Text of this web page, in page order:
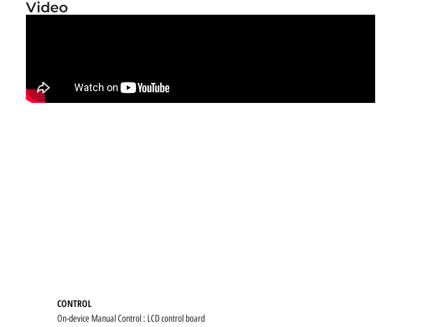
Video
CONTROL
On-device Manual Control : LCD control board